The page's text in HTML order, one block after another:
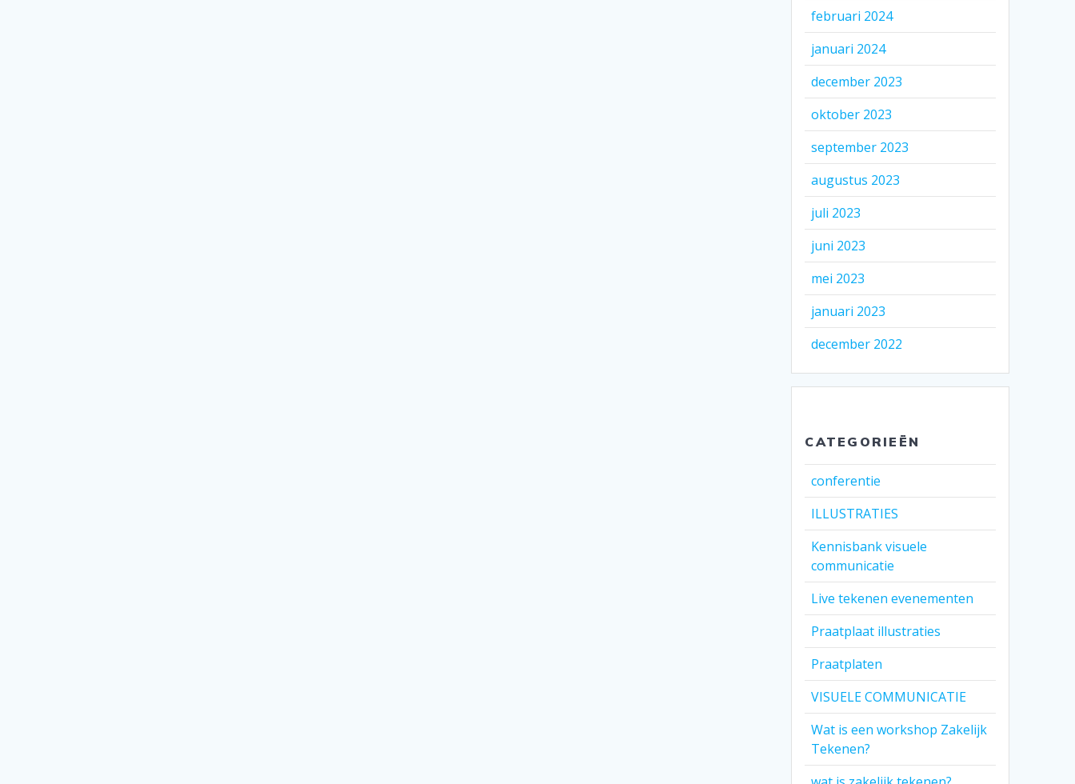
februari 2024
januari 2024
december 2023
oktober 2023
september 2023
augustus 2023
juli 2023
juni 2023
mei 2023
januari 2023
december 2022
CATEGORIEËN
conferentie
ILLUSTRATIES
Kennisbank visuele
communicatie
Live tekenen evenementen
Praatplaat illustraties
Praatplaten
VISUELE COMMUNICATIE
Wat is een workshop Zakelijk
Tekenen?